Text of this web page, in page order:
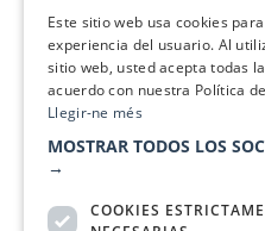
Este sitio web usa cookies
experiencia del usuario. Al
sitio web, usted acepta todas
acuerdo con nuestra Política
Llegir-ne més
MOSTRAR TODOS LOS
→
COOKIES